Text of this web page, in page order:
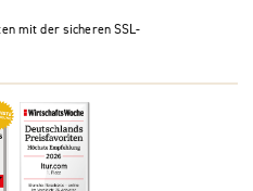
mit der sicheren SSL-